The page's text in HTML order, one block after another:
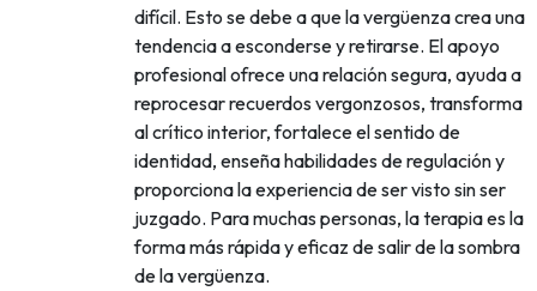
difícil. Esto se debe a que la vergüenza crea una
tendencia a esconderse y retirarse. El apoyo
profesional ofrece una relación segura, ayuda a
reprocesar recuerdos vergonzosos, transforma
al crítico interior, fortalece el sentido de
identidad, enseña habilidades de regulación y
proporciona la experiencia de ser visto sin ser
juzgado. Para muchas personas, la terapia es la
forma más rápida y eficaz de salir de la sombra
de la vergüenza.